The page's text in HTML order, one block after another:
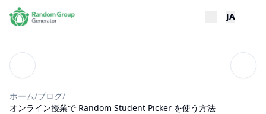
JA
ブログ 目次
ホーム/ブログ/
オンライン授業で Random Student Picker を使う方法